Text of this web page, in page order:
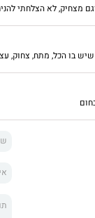
שרה
מצחיק, לא הצלחתי
בו הכל, מתח, צחוק,